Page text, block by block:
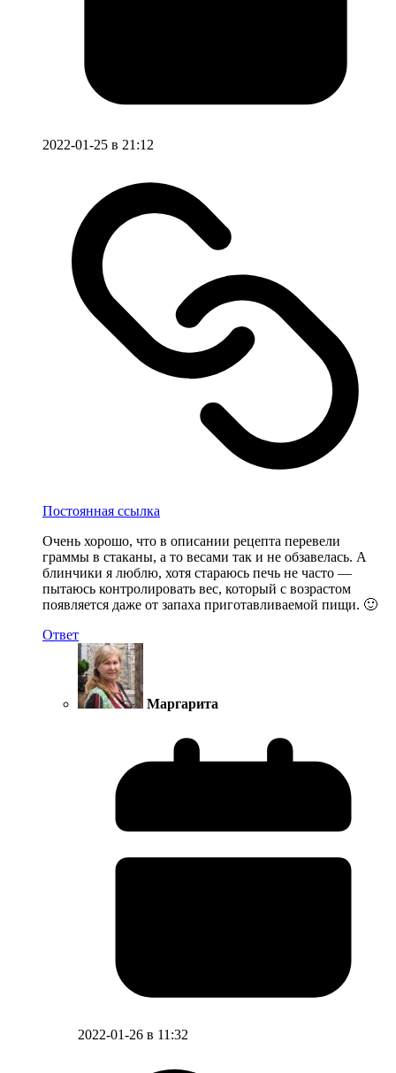
2022-01-25 в 21:12
Постоянная ссылка
Очень хорошо, что в описании рецепта перевели
граммы в стаканы, а то весами так и не обзавелась. А
блинчики я люблю, хотя стараюсь печь не часто —
пытаюсь контролировать вес, который с возрастом
появляется даже от запаха приготавливаемой пищи. 🙂
Ответ
Маргарита
2022-01-26 в 11:32